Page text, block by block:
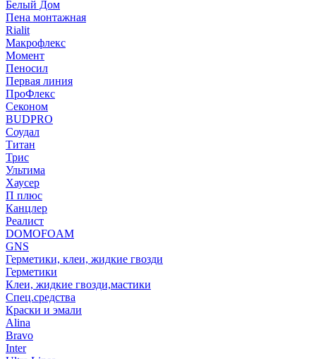
Белый Дом
Пена монтажная
Rialit
Макрофлекс
Момент
Пеносил
Первая линия
ПроФлекс
Секоном
BUDPRO
Соудал
Титан
Трис
Ультима
Хаусер
П плюс
Канцлер
Реалист
DOMOFOAM
GNS
Герметики, клеи, жидкие гвозди
Герметики
Клеи, жидкие гвозди,мастики
Спец.средства
Краски и эмали
Alina
Bravo
Inter